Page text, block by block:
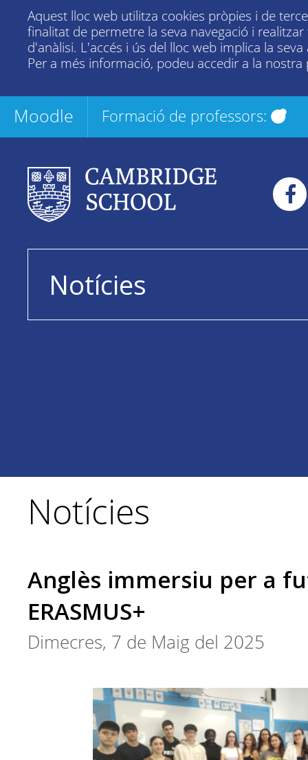
Aquest lloc web utilitza cookies pròpies i de
finalitat de permetre la seva navegació i realitzar
d'anàlisi. L'accés i ús del lloc web implica la seva
Per a més informació, podeu accedir a la nostra
Moodle Formació de professors:
Notícies
Notícies
Anglès immersiu per a
ERASMUS+
Dimecres, 7 de Maig del 2025